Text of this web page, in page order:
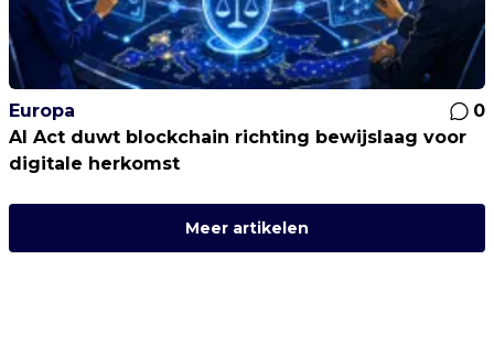
Europa
0
AI Act duwt blockchain richting bewijslaag voor
digitale herkomst
Meer artikelen